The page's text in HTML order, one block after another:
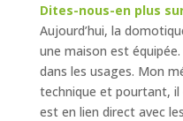
Dites-nous-en plus
Aujourd’hui, la
une maison est
dans les usages. Mon
technique et pourtant,
est en lien direct avec